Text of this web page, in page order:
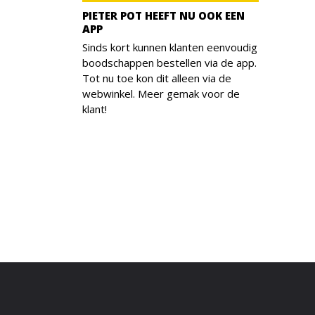
PIETER POT HEEFT NU OOK EEN
APP
Sinds kort kunnen klanten eenvoudig
boodschappen bestellen via de app.
Tot nu toe kon dit alleen via de
webwinkel. Meer gemak voor de
klant!